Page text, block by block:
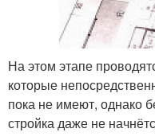
На этом этапе
которые
пока не имеют, однако
стройка даже не